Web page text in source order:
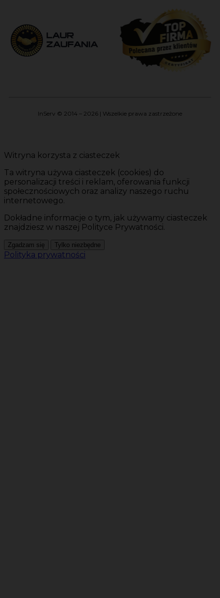
InServ © 2014 – 2026 | Wszelkie prawa zastrzeżone
Witryna korzysta z ciasteczek
Ta witryna używa ciasteczek (cookies) do
personalizacji treści i reklam, oferowania funkcji
społecznościowych oraz analizy naszego ruchu
internetowego.
Dokładne informacje o tym, jak używamy ciasteczek
znajdziesz w naszej Polityce Prywatności.
Zgadzam się Tylko niezbędne
Polityka prywatności